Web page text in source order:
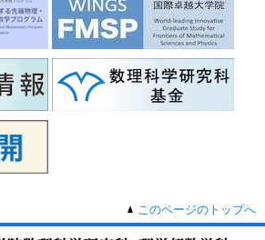
このページのトップへ